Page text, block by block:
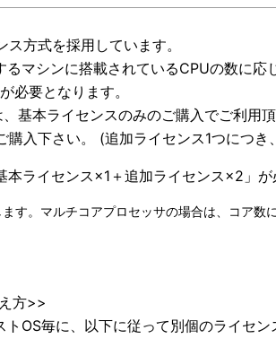
方式を採用しています。
マシンに搭載されているCPUの数に応
必要となります。
基本ライセンスのみのご購入でご利用
購入下さい。 (追加ライセンス1つにつ
ライセンス×1＋追加ライセンス×2」が
す。マルチコアプロセッサの場合は、コア数
方>>
OS毎に、以下に従って別個のライセン